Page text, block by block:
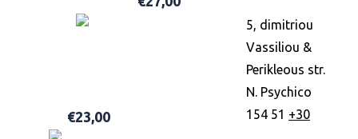
€23,00
5, dimitriou
Vassiliou &
Perikleous str.
N. Psychico
154 51 +30